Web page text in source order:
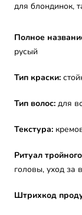
для блондинок,
Полное
русый
Тип краски:
Тип волос: для
Текстура:
Ритуал
головы, уход за
Штрихкод